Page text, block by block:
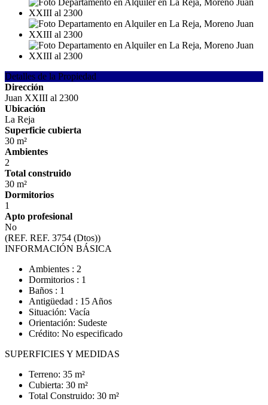
Detalles de la Propiedad
Dirección
Juan XXIII al 2300
Ubicación
La Reja
Superficie cubierta
30 m²
Ambientes
2
Total construido
30 m²
Dormitorios
1
Apto profesional
No
(REF. REF. 3754 (Dtos))
INFORMACIÓN BÁSICA
Ambientes : 2
Dormitorios : 1
Baños : 1
Antigüedad : 15 Años
Situación: Vacía
Orientación: Sudeste
Crédito: No especificado
SUPERFICIES Y MEDIDAS
Terreno: 35 m²
Cubierta: 30 m²
Total Construido: 30 m²